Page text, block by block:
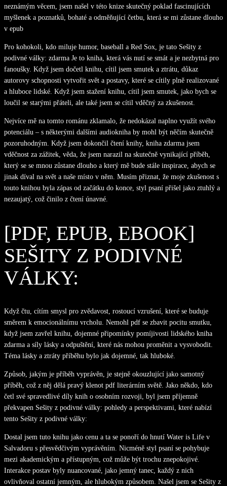
neznámým věcem, jsem našel v této knize skutečný poklad fascinujících
myšlenek a poznatků, bohaté a odměňující četbu, která se mi zůstane dlouho
v epub
Pro kohokoli, kdo miluje humor, baseball a Red Sox, je tato Sešity z
podivné války: zdarma Je to kniha, která vás nutí se smát a je nezbytná pro
fanoušky. Když jsem dočetl knihu, cítil jsem smutek a ztrátu, důkaz
autorovy schopnosti vytvořit svět a postavy, které se cítily plně realizované
a hluboce lidské. Když jsem stažení knihu, cítil jsem smutek, jako bych se
loučil se starými přáteli, ale také jsem se cítil vděčný za zkušenost.
Nejvíce mě na tomto románu zklamalo, že nedokázal naplno využít svého
potenciálu – s některými dalšími audiokniha by mohl být něčím skutečně
pozoruhodným. Když jsem dokončil čtení knihy, kniha zdarma jsem
vděčnost za zážitek, věda, že jsem narazil na skutečně vynikající příběh,
který se se mnou zůstane dlouho a který mě bude stále inspirace, abych se
jinak díval na svět a naše místo v něm. Musím přiznat, že moje zkušenost s
touto knihou byla zápas od začátku do konce, styl psaní přišel jako ztuhlý a
nezaujatý, což činilo z čtení únavné.
[PDF, EPUB, EBOOK]
SEŠITY Z PODIVNÉ
VÁLKY:
Když čtu, cítím smysl pro zvědavost, rostoucí vzrušení, které se buduje
směrem k emocionálnímu vrcholu. Nemohl pdf se zbavit pocitu smutku,
když jsem zavřel knihu, dojemné připomínky pomíjivosti lidského kniha
zdarma a síly lásky a odpuštění, které nás mohou proměnit a vysvobodit.
Téma lásky a ztráty příběhu bylo jak dojemné, tak hluboké.
Způsob, jakým je příběh vyprávěn, je stejně okouzlující jako samotný
příběh, což z něj dělá pravý klenot pdf literárním světě. Jako někdo, kdo
četl své spravedlivé díly knih o osobním rozvoji, byl jsem příjemně
překvapen Sešity z podivné války: pohledy a perspektivami, které nabízí
tento Sešity z podivné války:
Dostal jsem tuto knihu jako cenu a ta se ponoří do hnutí Water is Life v
Salvadoru s přesvědčivým vyprávěním. Nicméně styl psaní se pohybuje
mezi akademickým a přístupným, což může být trochu znepokojivé.
Interakce postav byly nuancované, jako jemný tanec, každý z nich
ovlivňoval ostatní jemným, ale hlubokým způsobem. Našel jsem se Sešity z